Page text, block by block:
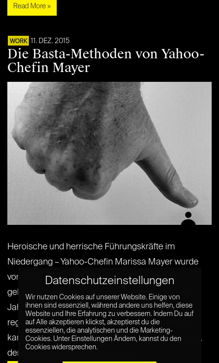
Read More »
WORK 11. DEZ. 2015
Die Basta-Methoden von Yahoo-
Chefin Mayer
Heroische und herrische Führungskräfte im
Niedergang – Yahoo-Chefin Marissa Mayer wurde
vom Handelsblatt zur Absteigerin des Jahres
gekürt. Das hat sie sich redlich verdient. Vor drei
Jahren ist die ehemalige Google-Managerin
regelrecht als Heilsbringerin gefeiert worden. Sie
kam, sah – und verlor: Mayer sei es nicht gelungen,
den strauchelnden Konzern aus[...] [...]
Datenschutzeinstellungen
Wir nutzen Cookies auf unserer Website. Einige von
ihnen sind essenziell, während andere uns helfen, diese
Website und Ihre Erfahrung zu verbessern. Indem Du auf
auf Alle akzeptieren klickst, akzeptierst du die
essenziellen, die analytischen und die Marketing-
Cookies. Unter Einstellungen Ändern, kannst du den
Cookies widersprechen.